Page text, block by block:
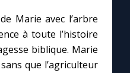
Marie avec l’arbre
à toute l’histoire
biblique. Marie
que l’agriculteur